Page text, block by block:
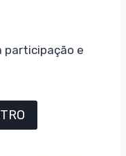
participação e